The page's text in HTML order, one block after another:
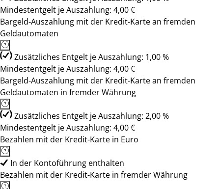
Mindestentgelt je Auszahlung: 4,00 €
Bargeld-Auszahlung mit der Kredit-Karte an fremden
Geldautomaten
Zusätzliches Entgelt je Auszahlung: 1,00 %
Mindestentgelt je Auszahlung: 4,00 €
Bargeld-Auszahlung mit der Kredit-Karte an fremden
Geldautomaten in fremder Währung
Zusätzliches Entgelt je Auszahlung: 2,00 %
Mindestentgelt je Auszahlung: 4,00 €
Bezahlen mit der Kredit-Karte in Euro
In der Kontoführung enthalten
Bezahlen mit der Kredit-Karte in fremder Währung